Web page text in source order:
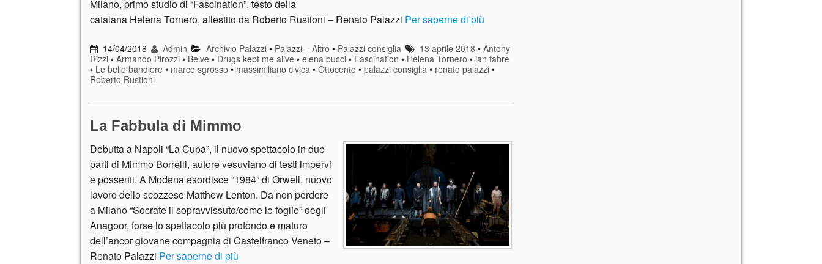
Milano, primo studio di “Fascination”, testo della
catalana Helena Tornero, allestito da Roberto Rustioni – Renato Palazzi Per saperne di più
14/04/2018 Admin Archivio Palazzi• Palazzi – Altro • Palazzi consiglia 13 aprile 2018 • Antony
Rizzi • Armando Pirozzi • Belve • Drugs kept me alive • elena bucci • Fascination • Helena Tornero • jan fabre
• Le belle bandiere • marco sgrosso • massimiliano civica • Ottocento • palazzi consiglia • renato palazzi •
Roberto Rustioni
La Fabbula di Mimmo
Debutta a Napoli “La Cupa”, il nuovo spettacolo in due
parti di Mimmo Borrelli, autore vesuviano di testi impervi
e possenti. A Modena esordisce “1984” di Orwell, nuovo
lavoro dello scozzese Matthew Lenton. Da non perdere
a Milano “Socrate il sopravvissuto/come le foglie” degli
Anagoor, forse lo spettacolo più profondo e maturo
dell’ancor giovane compagnia di Castelfranco Veneto –
Renato Palazzi Per saperne di più